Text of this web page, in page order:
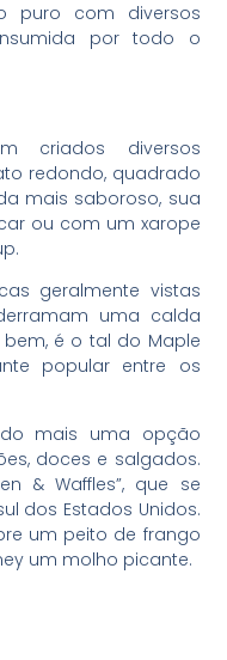
puro com diversos
por todo o
criados diversos
redondo, quadrado
mais saboroso, sua
ou com um xarope
geralmente vistas
uma calda
é o tal do Maple
popular entre os
mais uma opção
doces e salgados.
& Waffles”, que se
dos Estados Unidos.
um peito de frango
um molho picante.